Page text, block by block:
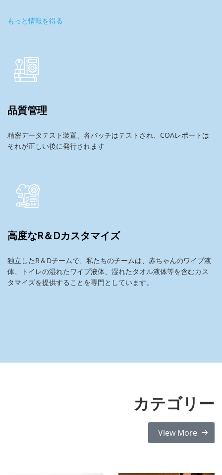
もっと情報を得る
品質管理
精密データテスト装置、各バッチはテストされ、COAレポートは
それが正しい後に発行されます
高度なR＆Dカスタマイズ
独立したR＆Dチームで、私たちのチームは、赤ちゃんのワイプ液
体、トイレの湿れたワイプ液体、湿れたタオル液体等を含むカス
タマイズを提供することを専門としています。
カテゴリー
View More